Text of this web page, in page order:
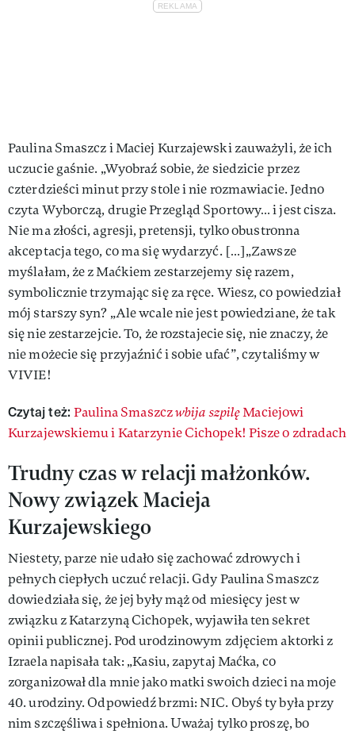
Paulina Smaszcz i Maciej Kurzajewski zauważyli, że ich
uczucie gaśnie. „Wyobraź sobie, że siedzicie przez
czterdzieści minut przy stole i nie rozmawiacie. Jedno
czyta Wyborczą, drugie Przegląd Sportowy… i jest cisza.
Nie ma złości, agresji, pretensji, tylko obustronna
akceptacja tego, co ma się wydarzyć. […]„Zawsze
myślałam, że z Maćkiem zestarzejemy się razem,
symbolicznie trzymając się za ręce. Wiesz, co powiedział
mój starszy syn? „Ale wcale nie jest powiedziane, że tak
się nie zestarzejcie. To, że rozstajecie się, nie znaczy, że
nie możecie się przyjaźnić i sobie ufać”, czytaliśmy w
VIVIE!
Czytaj też:Paulina Smaszczwbija szpilęMaciejowi
Kurzajewskiemu i Katarzynie Cichopek! Pisze o zdradach
Trudny czas w relacji małżonków.
Nowy związek Macieja
Kurzajewskiego
Niestety, parze nie udało się zachować zdrowych i
pełnych ciepłych uczuć relacji. Gdy Paulina Smaszcz
dowiedziała się, że jej były mąż od miesięcy jest w
związku z Katarzyną Cichopek, wyjawiła ten sekret
opinii publicznej. Pod urodzinowym zdjęciem aktorki z
Izraela napisała tak: „Kasiu, zapytaj Maćka, co
zorganizował dla mnie jako matki swoich dzieci na moje
40. urodziny. Odpowiedź brzmi: NIC. Obyś ty była przy
nim szczęśliwa i spełniona. Uważaj tylko proszę, bo